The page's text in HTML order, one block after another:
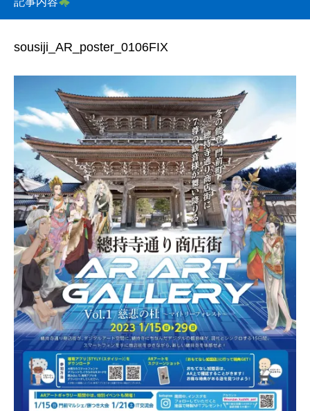
sousiji_AR_poster_0106FIX